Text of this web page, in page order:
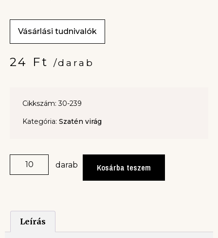
Vásárlási tudnivalók
24 Ft /darab
Cikkszám: 30-239
Kategória: Szatén virág
darab Kosárba teszem
Leírás